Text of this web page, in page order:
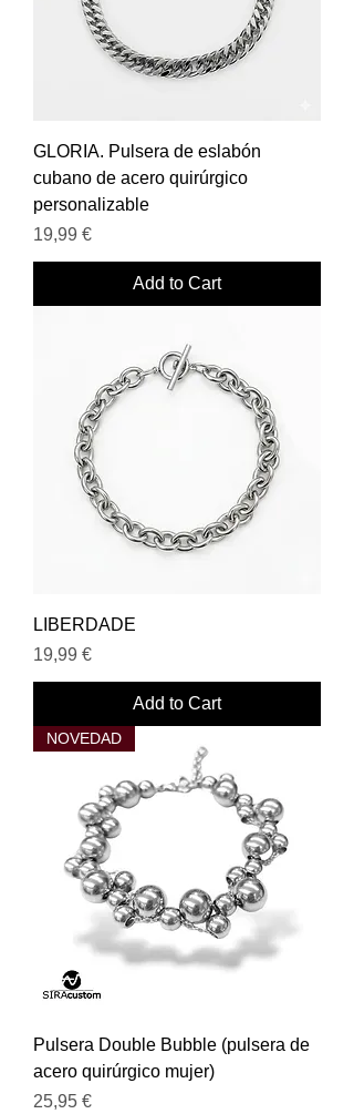
GLORIA. Pulsera de eslabón
cubano de acero quirúrgico
personalizable
Price
19,99 €
Add to Cart
LIBERDADE
Price
19,99 €
Add to Cart
NOVEDAD
Pulsera Double Bubble (pulsera de
acero quirúrgico mujer)
Price
25,95 €